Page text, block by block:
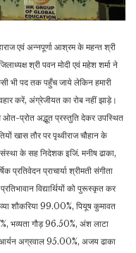
एवं अन्नपूर्णा आश्रम के महन्त श्री
श्री पवन मोदी एवं महेश शर्मा ने
भी पद तक पहुँच जाये लेकिन हमारी
करें, अंग्रेजीयत का रोब नहीं झाड़े।
से ओत-प्रोत अद्भूत प्रस्तुति देकर उपस्थित
खास तौर पर पृथ्वीराज चौहान के
के सह निदेशक इजिं. मनीष ढाका,
प्रतिवेदन प्राचार्या श्रीमती संगीता
विद्यार्थियों को पुरूस्कृत कर
शौकरिया 99.00%, पियूष कुमावत
भव्यता गौड़ 96.50%, अंश लाटा
अग्रवाल 95.00%, अजय ढाका